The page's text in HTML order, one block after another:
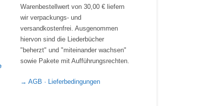
Warenbestellwert von 30,00 € liefern
wir verpackungs- und
versandkostenfrei. Ausgenommen
hiervon sind die Liederbücher
"beherzt" und "miteinander wachsen"
sowie Pakete mit Aufführungsrechten.
→ AGB · Lieferbedingungen